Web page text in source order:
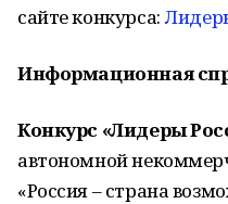
сайте конкурса:
Информационная
Конкурс «Лидеры
автономной
«Россия – страна